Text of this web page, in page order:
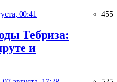
00:41 455
Тебриза:
и